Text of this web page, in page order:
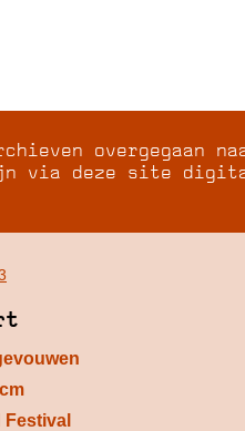
overgegaan
via deze site
Festival